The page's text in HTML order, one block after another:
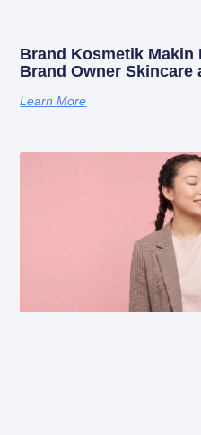
Brand Kosmetik Makin
Brand Owner Skincare
Learn More